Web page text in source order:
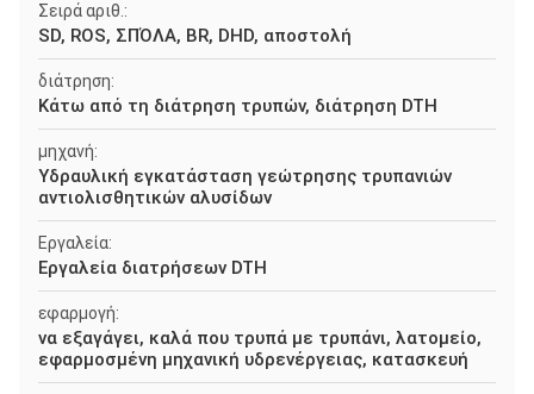
Σειρά αριθ.:
SD, ROS, ΣΠΌΛΑ, BR, DHD, αποστολή
διάτρηση:
Κάτω από τη διάτρηση τρυπών, διάτρηση DTH
μηχανή:
Υδραυλική εγκατάσταση γεώτρησης τρυπανιών
αντιολισθητικών αλυσίδων
Εργαλεία:
Εργαλεία διατρήσεων DTH
εφαρμογή:
να εξαγάγει, καλά που τρυπά με τρυπάνι, λατομείο,
εφαρμοσμένη μηχανική υδρενέργειας, κατασκευή